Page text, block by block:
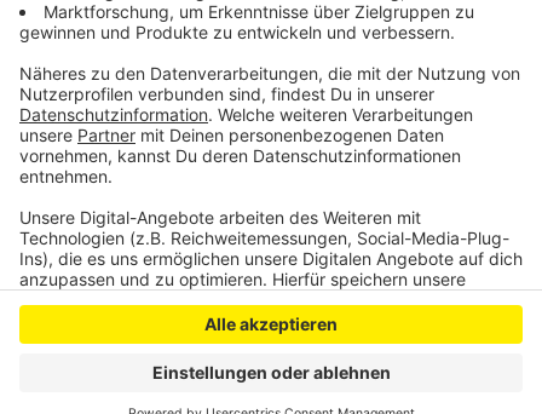
Anzeige
Anzeige